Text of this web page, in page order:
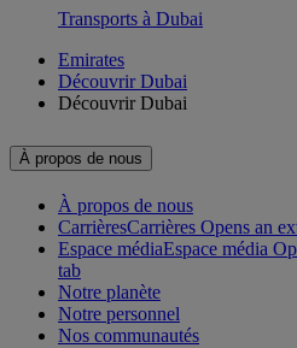
Transports à Dubai
Emirates
Découvrir Dubai
Découvrir Dubai
À propos de nous
À propos de nous
CarrièresCarrières Opens an
Espace médiaEspace média
tab
Notre planète
Notre personnel
Nos communautés